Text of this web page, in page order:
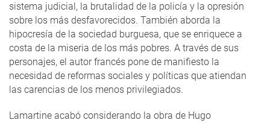
sistema judicial, la brutalidad de la policía y la opresión
sobre los más desfavorecidos. También aborda la
hipocresía de la sociedad burguesa, que se enriquece a
costa de la miseria de los más pobres. A través de sus
personajes, el autor francés pone de manifiesto la
necesidad de reformas sociales y políticas que atiendan
las carencias de los menos privilegiados.
Lamartine acabó considerando la obra de Hugo